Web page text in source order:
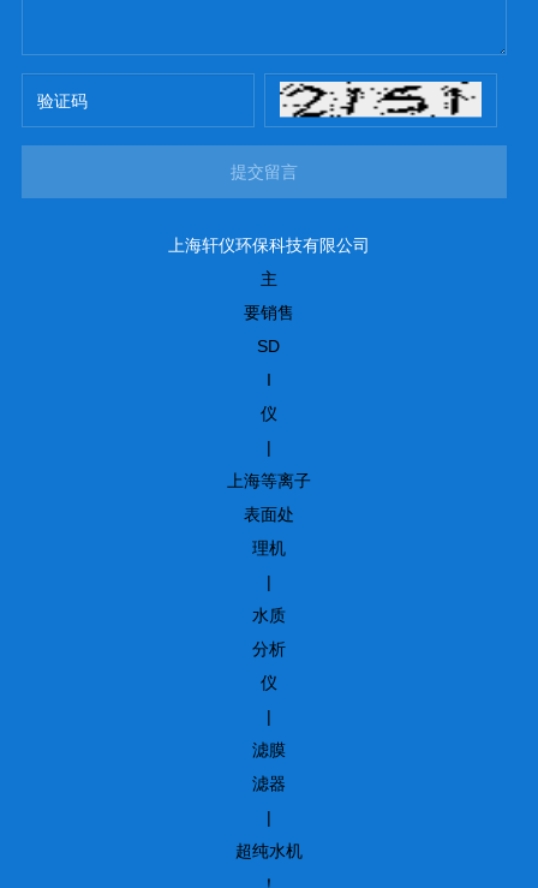
提交留言
上海轩仪环保科技有限公司
主
要销售
SD
I
仪
|
上海等离子
表面处
理机
|
水质
分析
仪
|
滤膜
滤器
|
超纯水机